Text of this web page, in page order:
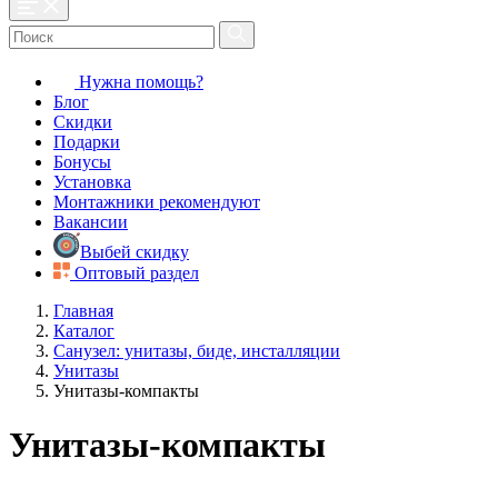
Нужна помощь?
Блог
Скидки
Подарки
Бонусы
Установка
Монтажники рекомендуют
Вакансии
Выбей скидку
Оптовый раздел
Главная
Каталог
Санузел: унитазы, биде, инсталляции
Унитазы
Унитазы-компакты
Унитазы-компакты